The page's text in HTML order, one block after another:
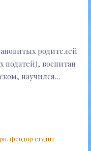
родителей
податей), воспитан
научился…
феодор студит